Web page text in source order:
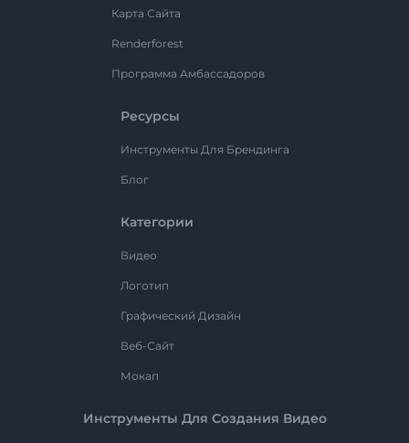
Карта Сайта
Renderforest
Программа Амбассадоров
Ресурсы
Инструменты Для Брендинга
Блог
Категории
Видео
Логотип
Графический Дизайн
Веб-Сайт
Мокап
Инструменты Для Создания Видео